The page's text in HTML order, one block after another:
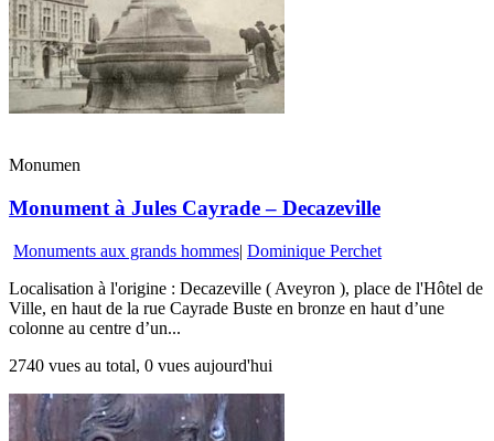
Monumen
Monument à Jules Cayrade – Decazeville
Monuments aux grands hommes| Dominique Perchet
Localisation à l'origine : Decazeville ( Aveyron ), place de l'Hôtel de
Ville, en haut de la rue Cayrade Buste en bronze en haut d’une
colonne au centre d’un...
2740 vues au total, 0 vues aujourd'hui